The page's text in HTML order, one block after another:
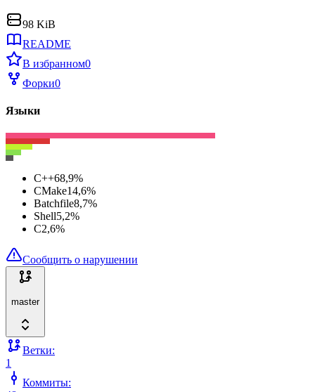
98 KiB
README
В избранном0
Форки0
Языки
C++68,9%
CMake14,6%
Batchfile8,7%
Shell5,2%
C2,6%
Сообщить о нарушении
master
Ветки:
1
Коммиты: